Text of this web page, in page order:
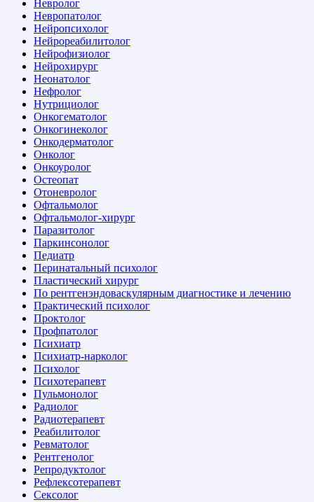
Невролог
Невропатолог
Нейропсихолог
Нейрореабилитолог
Нейрофизиолог
Нейрохирург
Неонатолог
Нефролог
Нутрициолог
Онкогематолог
Онкогинеколог
Онкодерматолог
Онколог
Онкоуролог
Остеопат
Отоневролог
Офтальмолог
Офтальмолог-хирург
Паразитолог
Паркинсонолог
Педиатр
Перинатальный психолог
Пластический хирург
По рентгенэндоваскулярным диагностике и лечению
Практический психолог
Проктолог
Профпатолог
Психиатр
Психиатр-нарколог
Психолог
Психотерапевт
Пульмонолог
Радиолог
Радиотерапевт
Реабилитолог
Ревматолог
Рентгенолог
Репродуктолог
Рефлексотерапевт
Сексолог